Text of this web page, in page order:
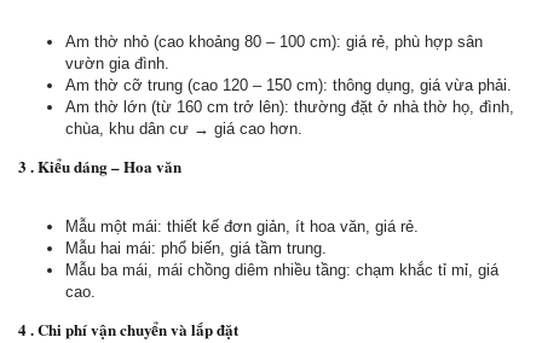
Am thờ nhỏ (cao khoảng 80 – 100 cm): giá rẻ, phù hợp sân
vườn gia đình.
Am thờ cỡ trung (cao 120 – 150 cm): thông dụng, giá vừa phải.
Am thờ lớn (từ 160 cm trở lên): thường đặt ở nhà thờ họ, đình,
chùa, khu dân cư → giá cao hơn.
3 . Kiểu dáng – Hoa văn
Mẫu một mái: thiết kế đơn giản, ít hoa văn, giá rẻ.
Mẫu hai mái: phổ biến, giá tầm trung.
Mẫu ba mái, mái chồng diêm nhiều tầng: chạm khắc tỉ mỉ, giá
cao.
4 . Chi phí vận chuyển và lắp đặt